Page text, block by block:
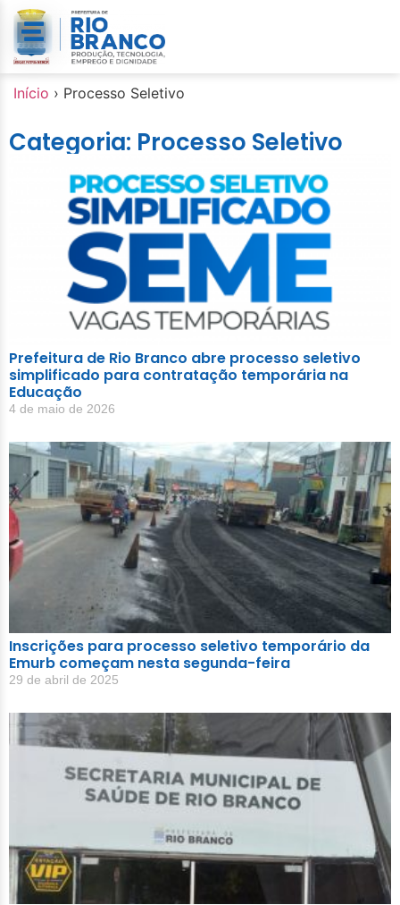
Início › Processo Seletivo
Categoria: Processo Seletivo
Prefeitura de Rio Branco abre processo seletivo
simplificado para contratação temporária na
Educação
4 de maio de 2026
Inscrições para processo seletivo temporário da
Emurb começam nesta segunda-feira
29 de abril de 2025